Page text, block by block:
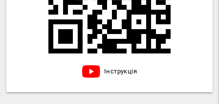
Інструкція